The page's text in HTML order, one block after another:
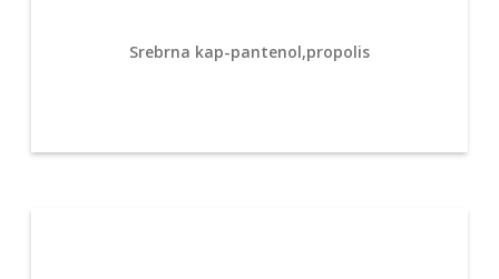
Srebrna kap-pantenol,propolis